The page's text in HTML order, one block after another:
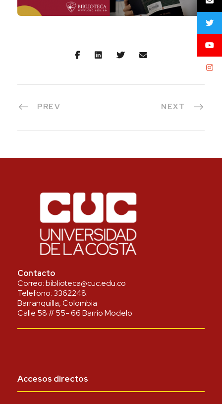
PREV NEXT
Contacto
Correo:biblioteca@cuc.edu.co
Telefono:3362248.
Barranquilla, Colombia
Calle 58 # 55- 66 Barrio Modelo
Accesos directos